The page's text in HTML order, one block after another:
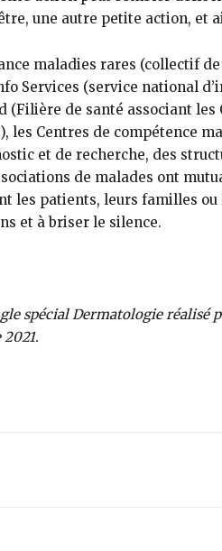
une autre petite action, et
maladies rares (collectif
Services (service national
(Filière de santé associant les
les Centres de compétence
et de recherche, des
de malades ont
les patients, leurs familles
et à briser le silence.
spécial Dermatologie réalisé